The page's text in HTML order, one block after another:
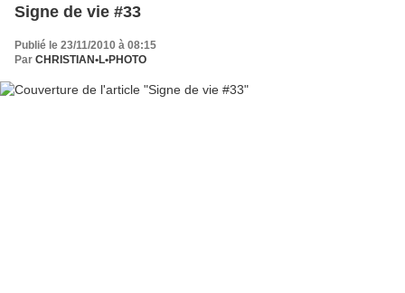
Signe de vie #33
Publié le 23/11/2010 à 08:15
Par CHRISTIAN•L•PHOTO